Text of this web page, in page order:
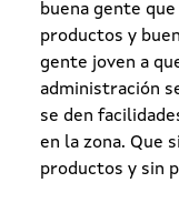
buena gente
productos y
gente joven a
administración
se den
en la zona. Que
productos y sin